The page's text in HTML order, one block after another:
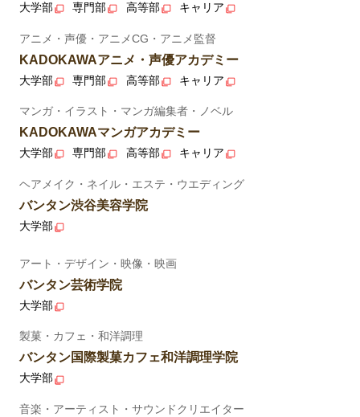
大学部 専門部 高等部 キャリア
アニメ・声優・アニメCG・アニメ監督
KADOKAWAアニメ・声優アカデミー
大学部 専門部 高等部 キャリア
マンガ・イラスト・マンガ編集者・ノベル
KADOKAWAマンガアカデミー
大学部 専門部 高等部 キャリア
ヘアメイク・ネイル・エステ・ウエディング
バンタン渋谷美容学院
大学部
アート・デザイン・映像・映画
バンタン芸術学院
大学部
製菓・カフェ・和洋調理
バンタン国際製菓カフェ和洋調理学院
大学部
音楽・アーティスト・サウンドクリエイター